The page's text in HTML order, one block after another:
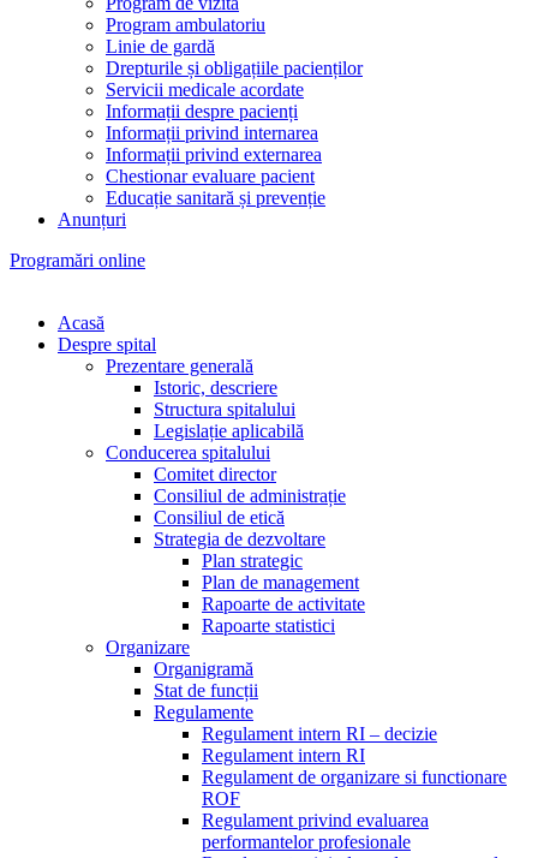
Program ambulatoriu
Linie de gardă
Drepturile și obligațiile pacienților
Servicii medicale acordate
Informații despre pacienți
Informații privind internarea
Informații privind externarea
Chestionar evaluare pacient
Educație sanitară și prevenție
Anunțuri
Programări online
Acasă
Despre spital
Prezentare generală
Istoric, descriere
Structura spitalului
Legislație aplicabilă
Conducerea spitalului
Comitet director
Consiliul de administrație
Consiliul de etică
Strategia de dezvoltare
Plan strategic
Plan de management
Rapoarte de activitate
Rapoarte statistici
Organizare
Organigramă
Stat de funcții
Regulamente
Regulament intern RI – decizie
Regulament intern RI
Regulament de organizare si functionare
ROF
Regulament privind evaluarea
performantelor profesionale